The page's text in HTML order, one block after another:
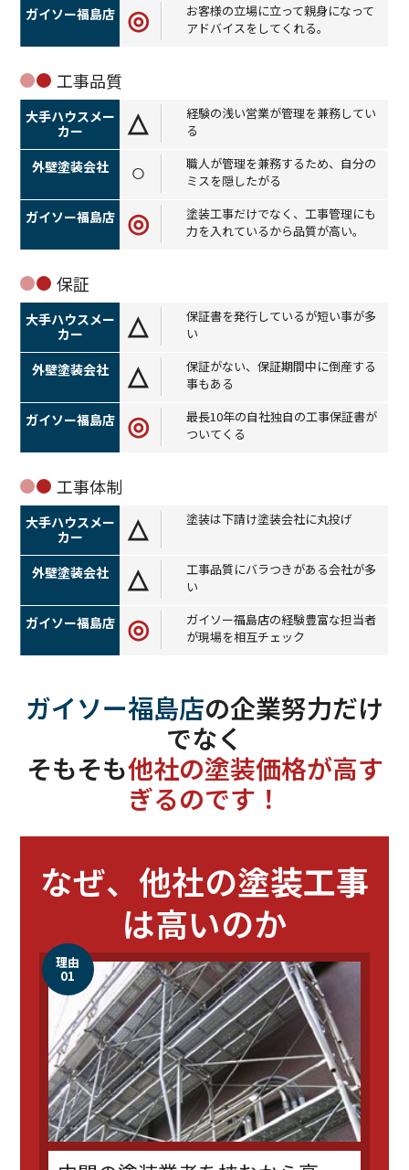
◎
お客様の立場に立って親身になって
アドバイスをしてくれる。
工事品質
△
経験の浅い営業が管理を兼務してい
る
○
職人が管理を兼務するため、自分の
ミスを隠したがる
◎
塗装工事だけでなく、工事管理にも
力を入れているから品質が高い。
保証
△
保証書を発行しているが短い事が多
い
△
保証がない、保証期間中に倒産する
事もある
◎
最長10年の自社独自の工事保証書が
ついてくる
工事体制
△ 塗装は下請け塗装会社に丸投げ
△
工事品質にバラつきがある会社が多
い
◎
ガイソー福島店の経験豊富な担当者
が現場を相互チェック
ガイソー福島店の企業努力だけ
でなく
そもそも他社の塗装価格が高す
ぎるのです！
なぜ、他社の塗装工事
は高いのか
理由
01